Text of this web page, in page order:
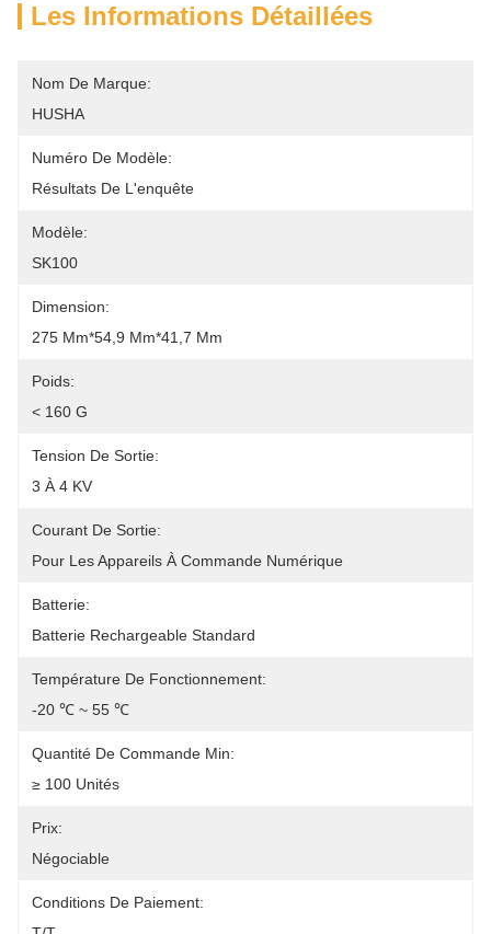
Les Informations Détaillées
Nom De Marque:
HUSHA
Numéro De Modèle:
Résultats De L'enquête
Modèle:
SK100
Dimension:
275 Mm*54,9 Mm*41,7 Mm
Poids:
< 160 G
Tension De Sortie:
3 À 4 KV
Courant De Sortie:
Pour Les Appareils À Commande Numérique
Batterie:
Batterie Rechargeable Standard
Température De Fonctionnement:
-20 ℃ ~ 55 ℃
Quantité De Commande Min:
≥ 100 Unités
Prix:
Négociable
Conditions De Paiement: